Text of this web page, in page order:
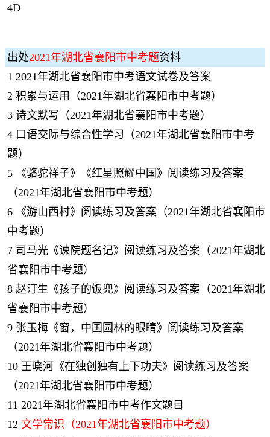
4D
出处2021年湖北省襄阳市中考题资料
1 2021年湖北省襄阳市中考语文试卷及答案
2 积累与运用（2021年湖北省襄阳市中考题）
3 诗文默写（2021年湖北省襄阳市中考题）
4 口语交际与综合性学习（2021年湖北省襄阳市中考
题）
5
《骆驼祥子》《红星照耀中国》阅读练习及答案
（2021年湖北省襄阳市中考题）
6
《游山西村》阅读练习及答案（2021年湖北省襄阳市
中考题）
7 司马光《谏院题名记》阅读练习及答案（2021年湖北
省襄阳市中考题）
8 赵汀生《孩子的饭兜》阅读练习及答案（2021年湖北
省襄阳市中考题）
9 张玉梅《窗，中国园林的眼睛》阅读练习及答案
（2021年湖北省襄阳市中考题）
10 王晓河《在独创独有上下功夫》阅读练习及答案
（2021年湖北省襄阳市中考题）
11 2021年湖北省襄阳市中考作文题目
12 文学常识（2021年湖北省襄阳市中考题）